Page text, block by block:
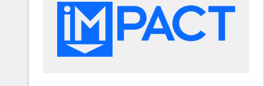
Sales, Service, Marketing & Content Hubs • AI voice
and chat agents, predictive automation, and smart
workflows • Salesforce + HubSpot integration •
RevOps and AI-driven sales enablement • Website